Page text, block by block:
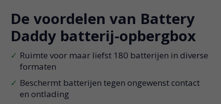
De voordelen van Battery
Daddy batterij-opbergbox
Ruimte voor maar liefst 180 batterijen in diverse
formaten
Beschermt batterijen tegen ongewenst contact
en ontlading